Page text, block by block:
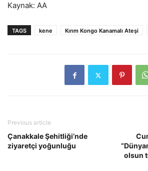
Kaynak: AA
TAGS kene Kırım Kongo Kanamalı Ateşi
Previous article
Çanakkale Şehitliği’nde
ziyaretçi yoğunluğu
olsun